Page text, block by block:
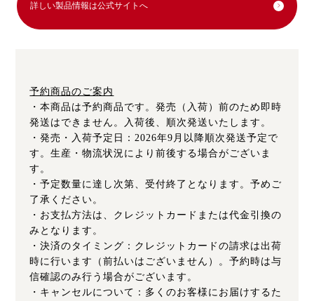
詳しい製品情報は公式サイトへ
予約商品のご案内
・本商品は予約商品です。発売（入荷）前のため即時
発送はできません。入荷後、順次発送いたします。
・発売・入荷予定日：2026年9月以降順次発送予定で
す。生産・物流状況により前後する場合がございま
す。
・予定数量に達し次第、受付終了となります。予めご
了承ください。
・お支払方法は、クレジットカードまたは代金引換の
みとなります。
・決済のタイミング：クレジットカードの請求は出荷
時に行います（前払いはございません）。予約時は与
信確認のみ行う場合がございます。
・キャンセルについて：多くのお客様にお届けするた